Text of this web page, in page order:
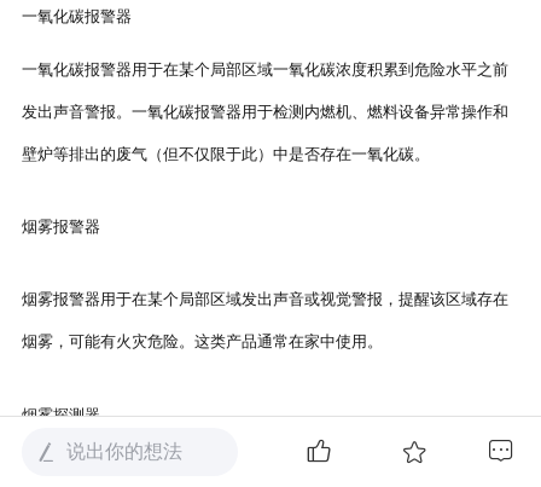
一氧化碳报警器
一氧化碳报警器用于在某个局部区域一氧化碳浓度积累到危险水平之前
发出声音警报。一氧化碳报警器用于检测内燃机、燃料设备异常操作和
壁炉等排出的废气（但不仅限于此）中是否存在一氧化碳。
烟雾报警器
烟雾报警器用于在某个局部区域发出声音或视觉警报，提醒该区域存在
烟雾，可能有火灾危险。这类产品通常在家中使用。
烟雾探测器
说出你的想法